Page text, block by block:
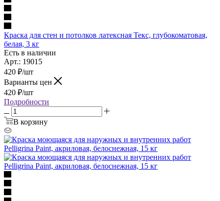
Краска для стен и потолков латексная Текс, глубокоматовая,
белая, 3 кг
Есть в наличии
Арт.: 19015
420 ₽/шт
Варианты цен
420 ₽/шт
Подробности
В корзину